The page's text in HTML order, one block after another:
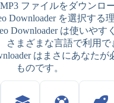
ファイルをダウンロ
Downloader を選択する
Downloader は使いやす
さまざまな言語で利用で
はまさにあなたが
ものです。